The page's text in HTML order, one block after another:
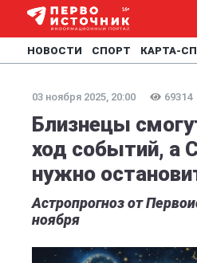
НОВОСТИ СПОРТ КАРТА-
03 ноября 2025, 20:00 69314
Близнецы
ход событий, а
нужно
Астропрогноз от
ноября